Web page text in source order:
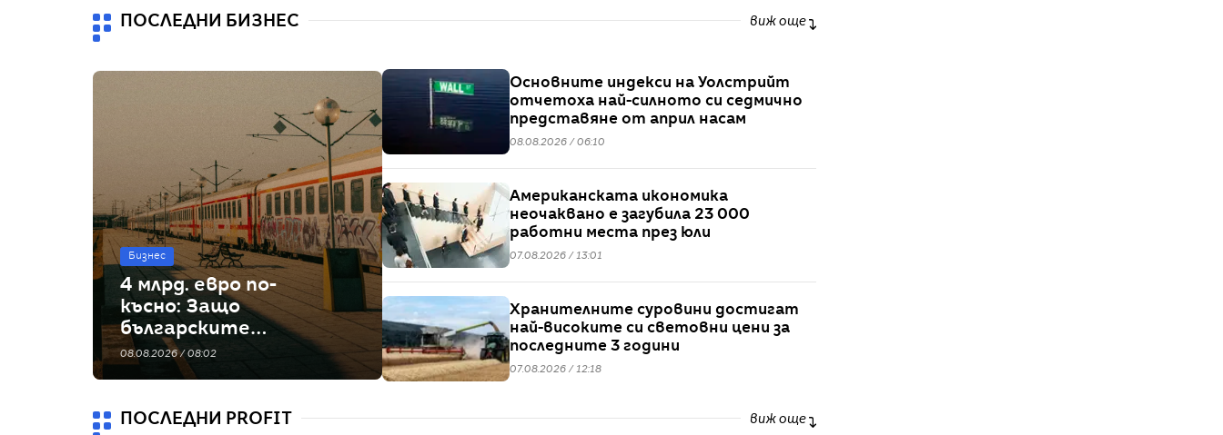
ПОСЛЕДНИ БИЗНЕС виж още
Бизнес
4 млрд. евро по-
късно: Защо
българските
железници
изостават
08.08.2026 / 08:02
Основните индекси на Уолстрийт
отчетоха най-силното си седмично
представяне от април насам
08.08.2026 / 06:10
Американската икономика
неочаквано е загубила 23 000
работни места през юли
07.08.2026 / 13:01
Хранителните суровини достигат
най-високите си световни цени за
последните 3 години
07.08.2026 / 12:18
ПОСЛЕДНИ PROFIT виж още